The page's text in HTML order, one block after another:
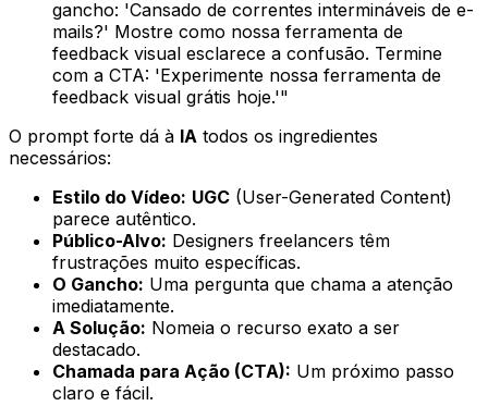
gancho: 'Cansado de correntes intermináveis de e-
mails?' Mostre como nossa ferramenta de
feedback visual esclarece a confusão. Termine
com a CTA: 'Experimente nossa ferramenta de
feedback visual grátis hoje.'"
O prompt forte dá à IA todos os ingredientes
necessários:
Estilo do Vídeo: UGC (User-Generated Content)
parece autêntico.
Público-Alvo: Designers freelancers têm
frustrações muito específicas.
O Gancho: Uma pergunta que chama a atenção
imediatamente.
A Solução: Nomeia o recurso exato a ser
destacado.
Chamada para Ação (CTA): Um próximo passo
claro e fácil.